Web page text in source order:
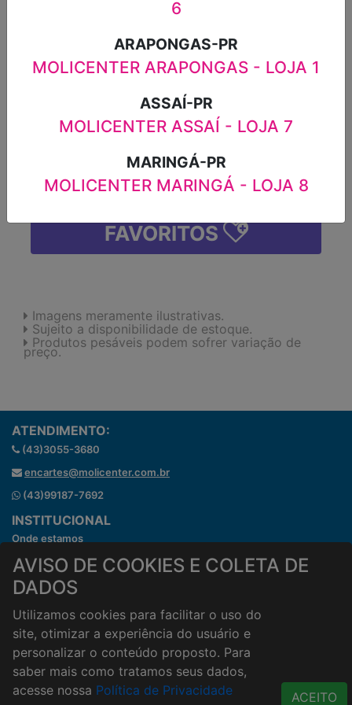
R$10,99
ADICIONAR
FAVORITOS
Imagens meramente ilustrativas.
Sujeito a disponibilidade de estoque.
Produtos pesáveis podem sofrer variação de
preço.
6
ARAPONGAS-PR
MOLICENTER ARAPONGAS - LOJA 1
ASSAÍ-PR
MOLICENTER ASSAÍ - LOJA 7
MARINGÁ-PR
MOLICENTER MARINGÁ - LOJA 8
AVISO DE COOKIES E COLETA DE
DADOS
Utilizamos cookies para facilitar o uso do
site, otimizar a experiência do usuário e
personalizar o conteúdo proposto. Para
saber mais como tratamos seus dados,
acesse nossa Política de Privacidade ACEITO
ATENDIMENTO:
(43)3055-3680
encartes@molicenter.com.br
(43)99187-7692
INSTITUCIONAL
Onde estamos
Horários de atendimento
HORÁRIOS E ENTREGA
Horários de Entrega
Taxa de entrega
Cidades Atendidas
ACESSO RÁPIDO